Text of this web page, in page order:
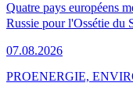
Quatre pays européens
Russie pour l'Ossétie du
07.08.2026
PROENERGIE,